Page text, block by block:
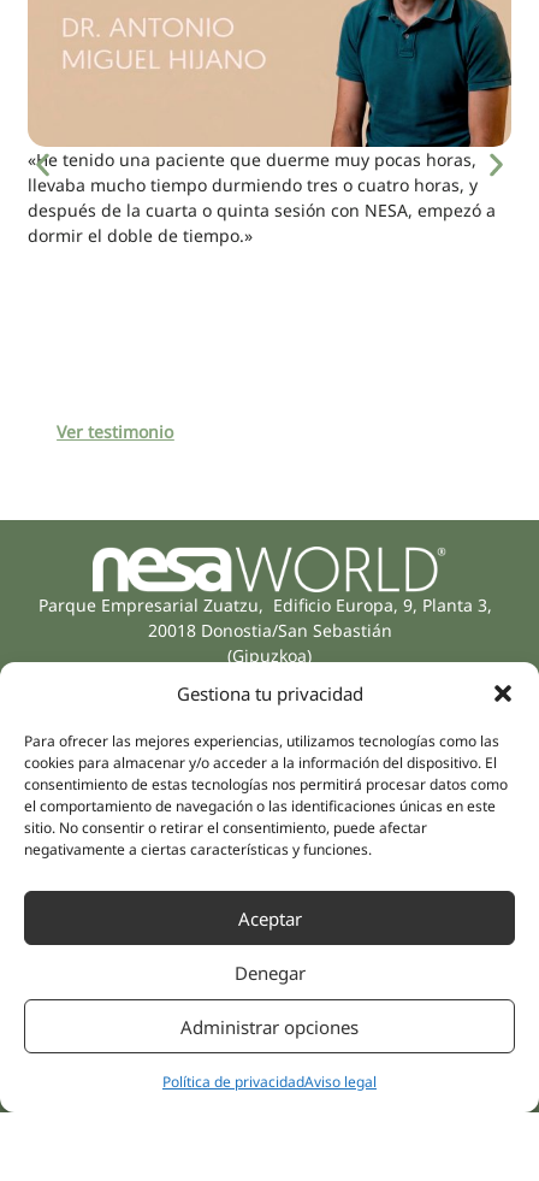
Gestiona tu privacidad
Para ofrecer las mejores experiencias, utilizamos tecnologías como las
cookies para almacenar y/o acceder a la información del dispositivo. El
consentimiento de estas tecnologías nos permitirá procesar datos como
el comportamiento de navegación o las identificaciones únicas en este
sitio. No consentir o retirar el consentimiento, puede afectar
negativamente a ciertas características y funciones.
Aceptar
Denegar
Administrar opciones
Política de privacidadAviso legal
«He tenido una paciente que duerme muy pocas horas,
llevaba mucho tiempo durmiendo tres o cuatro horas, y
después de la cuarta o quinta sesión con NESA, empezó a
dormir el doble de tiempo.»
Ver testimonio
Parque Empresarial Zuatzu, Edificio Europa, 9, Planta 3,
20018 Donostia/San Sebastián
(Gipuzkoa)
Salud íntima
Sports
Salud mental
Neurología y dolor
Odontología
Medicina interna
Sobre nosotros
Equipo humano
Distribuidores
Partnerships
Evidencia científica
Enlaces rápidos
Tienda online
Tratamientos pacientes
Síguenos
Instagram
LinkedIn
Youtube